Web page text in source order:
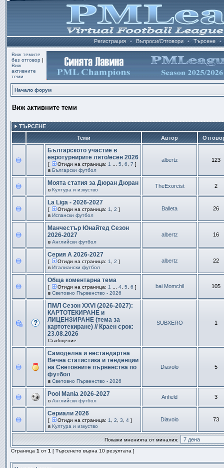
Регистрация • Въпроси/Отговори • Търсене •
Виж темите
без отговор |
Виж
активните
теми
Начало форум
Виж активните теми
ТЪРСЕНЕ
Теми
Автор
Българското участие в
евротурнирите лято/есен 2026
[ Отиди на страница: 1 5 6 7 ]
в Български футбол
albertz 123
Моята статия за Дюран Дюран
в Култура и изкуство
TheExorcist 2
La Liga - 2026-2027
[ Отиди на страница: 1 2 ]
в Испански футбол
Balleta 26
Манчестър Юнайтед Сезон
2026-2027
в Английски футбол
albertz 16
Серия А 2026-2027
[ Отиди на страница: 1 2 ]
в Италиански футбол
albertz 22
Обща коментарна тема
[ Отиди на страница: 1 4 5 6 ]
в Световно Първенство - 2026
bai Momchil 105
ПМЛ Сезон XXVI (2026-2027):
КАРТОТЕКИРАНЕ и
ЛИЦЕНЗИРАНЕ (тема за
картотекиране) // Краен срок:
23.08.2026
Съобщение
SUBXERO 1
Самоделна и нестандартна
Вечна статистика и тенденции
на Световните първенства по
футбол
в Световно Първенство - 2026
Diavolo 5
Pool Mania 2026-2027
в Английски футбол
Anfield 3
Сериали 2026
[ Отиди на страница: 1 2 3 4 ]
в Култура и изкуство
Diavolo 73
Покажи мненията от миналия:
Страница 1 от 1 [ Търсенето върна 10 резултата ]